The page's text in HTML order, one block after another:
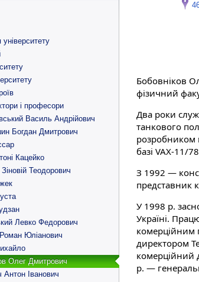
і професори
Василь Андрійович
Богдан Дмитрович
Кацейко
Теодорович
Левко Федорович
Юліанович
Олег Дмитрович
Антон Іванович
Бобовніков
фізичний
Два роки
танкового
розробником
базі VAX-11/
З 1992 —
представник
У 1998 р.
Україні.
комерційним
директором
комерційний
р. —